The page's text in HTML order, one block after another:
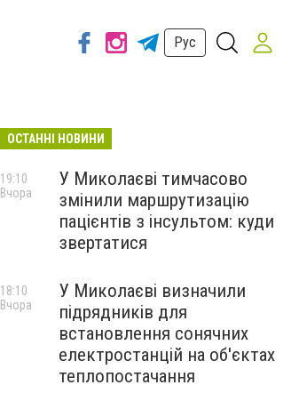
Рус
ОСТАННІ НОВИНИ
У Миколаєві тимчасово
змінили маршрутизацію
пацієнтів з інсультом: куди
звертатися
19:10
Вчора
У Миколаєві визначили
підрядників для
встановлення сонячних
електростанцій на об'єктах
теплопостачання
18:10
Вчора